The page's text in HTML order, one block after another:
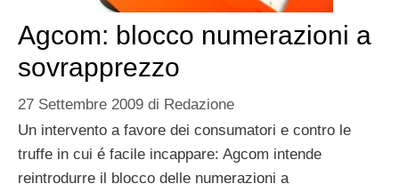
Agcom: blocco numerazioni a
sovrapprezzo
27 Settembre 2009 di Redazione
Un intervento a favore dei consumatori e contro le
truffe in cui é facile incappare: Agcom intende
reintrodurre il blocco delle numerazioni a